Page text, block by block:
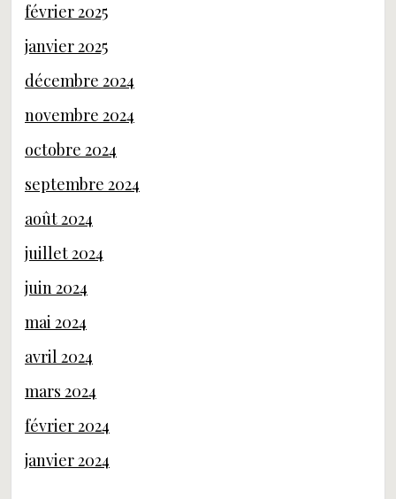
février 2025
janvier 2025
décembre 2024
novembre 2024
octobre 2024
septembre 2024
août 2024
juillet 2024
juin 2024
mai 2024
avril 2024
mars 2024
février 2024
janvier 2024